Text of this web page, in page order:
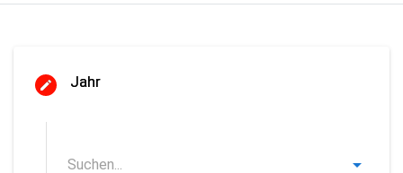
Jahr